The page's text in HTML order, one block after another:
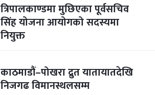
त्रिपालकाण्डमा मुछिएका पूर्वसचिव
सिंह योजना आयोगको सदस्यमा
नियुक्त
काठमाडौं–पोखरा द्रुत यातायातदेखि
निजगढ विमानस्थलसम्म